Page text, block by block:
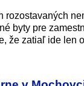
rozostavaných
byty pre
že zatiaľ ide len